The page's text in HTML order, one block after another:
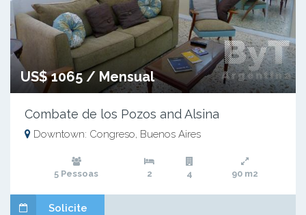
US$ 1065 / Mensual
Combate de los Pozos and Alsina
Downtown: Congreso, Buenos Aires
5 Pessoas 2 4 90 m2
Solicite